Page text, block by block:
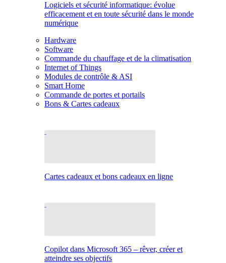
Logiciels et sécurité informatique: évolue
efficacement et en toute sécurité dans le monde
numérique
Hardware
Software
Commande du chauffage et de la climatisation
Internet of Things
Modules de contrôle & ASI
Smart Home
Commande de portes et portails
Bons & Cartes cadeaux
Cartes cadeaux et bons cadeaux en ligne
Copilot dans Microsoft 365 – rêver, créer et
atteindre ses objectifs